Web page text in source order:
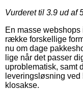
Vurderet til 3.9 ud af
En masse
række forskellige
nu om dage
lige når det passer
uproblematisk, samt
leveringsløsning
klosakse.